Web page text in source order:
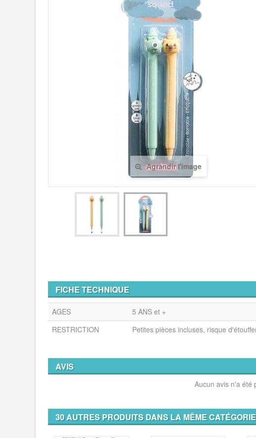
Agrandir l'image
FICHE TECHNIQUE
AGES
5 ANS et +
RESTRICTION
Petites pièces incluses, risque
AVIS
Aucun avis n'a été
30 AUTRES PRODUITS DANS LA MÊME